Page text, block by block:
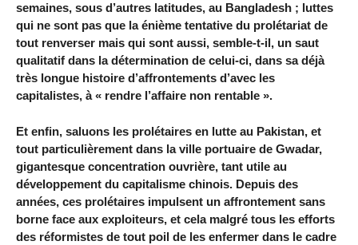
semaines, sous d’autres latitudes, au Bangladesh ; luttes
qui ne sont pas que la énième tentative du prolétariat de
tout renverser mais qui sont aussi, semble-t-il, un saut
qualitatif dans la détermination de celui-ci, dans sa déjà
très longue histoire d’affrontements d’avec les
capitalistes, à « rendre l’affaire non rentable ».
Et enfin, saluons les prolétaires en lutte au Pakistan, et
tout particulièrement dans la ville portuaire de Gwadar,
gigantesque concentration ouvrière, tant utile au
développement du capitalisme chinois. Depuis des
années, ces prolétaires impulsent un affrontement sans
borne face aux exploiteurs, et cela malgré tous les efforts
des réformistes de tout poil de les enfermer dans le cadre